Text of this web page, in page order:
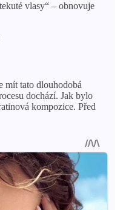
vlasy“ – obnovuje
mít tato dlouhodobá
dochází. Jak bylo
kompozice. Před